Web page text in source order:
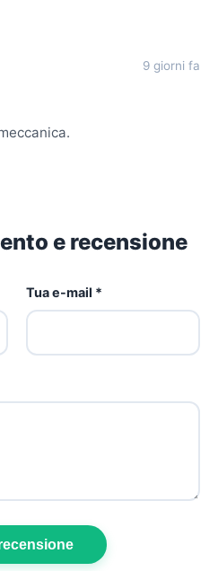
9 giorni fa
e recensione
Tua e-mail *